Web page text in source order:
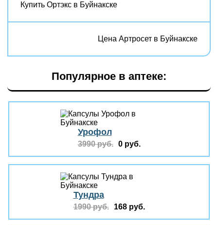
Купить Ортэкс в Буйнакске
Цена Артросет в Буйнакске
Популярное в аптеке:
Урофол
3990 руб. 0 руб.
Тундра
1990 руб. 168 руб.